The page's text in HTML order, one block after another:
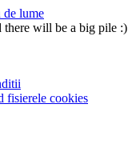
de lume
will be a big pile :)
fisierele cookies